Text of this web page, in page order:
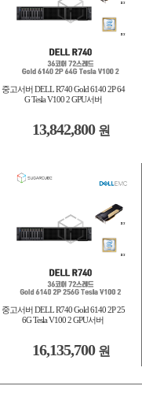
중고서버 DELL R740 Gold 6140 2P 64
G Tesla V100 2 GPU서버
13,842,800 원
중고서버 DELL R740 Gold 6140 2P 25
6G Tesla V100 2 GPU서버
16,135,700 원